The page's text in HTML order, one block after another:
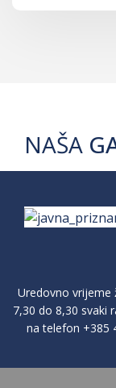
NAŠA
Uredovno vrijeme
7,30 do 8,30 svaki
na telefon +385